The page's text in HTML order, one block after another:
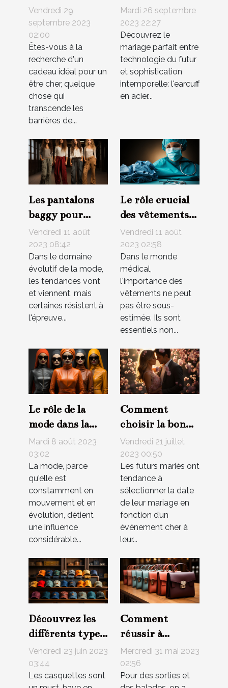
cadeau parfait
pour tout âge
Vendredi 29
septembre 2023
02:00
Êtes-vous à la
recherche d'un
cadeau idéal pour un
être cher, quelque
chose qui
transcende les
barrières de...
de l'élégance:
l'earcuff en
acier
inoxydable
Mardi 26 septembre
2023 22:27
Découvrez le
mariage parfait entre
technologie du futur
et sophistication
intemporelle: l'earcuff
en acier...
Les pantalons
baggy pour
femmes dans
l'histoire de la
mode
Vendredi 11 août
2023 08:42
Dans le domaine
évolutif de la mode,
les tendances vont
et viennent, mais
certaines résistent à
l'épreuve...
Le rôle crucial
des vêtements
médicaux dans
le confort des
patients
Vendredi 11 août
2023 02:58
Dans le monde
médical,
l'importance des
vêtements ne peut
pas être sous-
estimée. Ils sont
essentiels non...
Le rôle de la
mode dans la
construction de
l'identité
personnelle
Mardi 8 août 2023
03:02
La mode, parce
qu'elle est
constamment en
mouvement et en
évolution, détient
une influence
considérable...
Comment
choisir la bonne
date pour votre
mariage ?
Vendredi 21 juillet
2023 00:50
Les futurs mariés ont
tendance à
sélectionner la date
de leur mariage en
fonction d’un
événement cher à
leur...
Découvrez les
différents types
de casquettes :
un guide
complet
Vendredi 23 juin 2023
03:44
Les casquettes sont
Comment
réussir à
acheter des sacs
en ligne ?
Mercredi 31 mai 2023
02:56
Pour des sorties et